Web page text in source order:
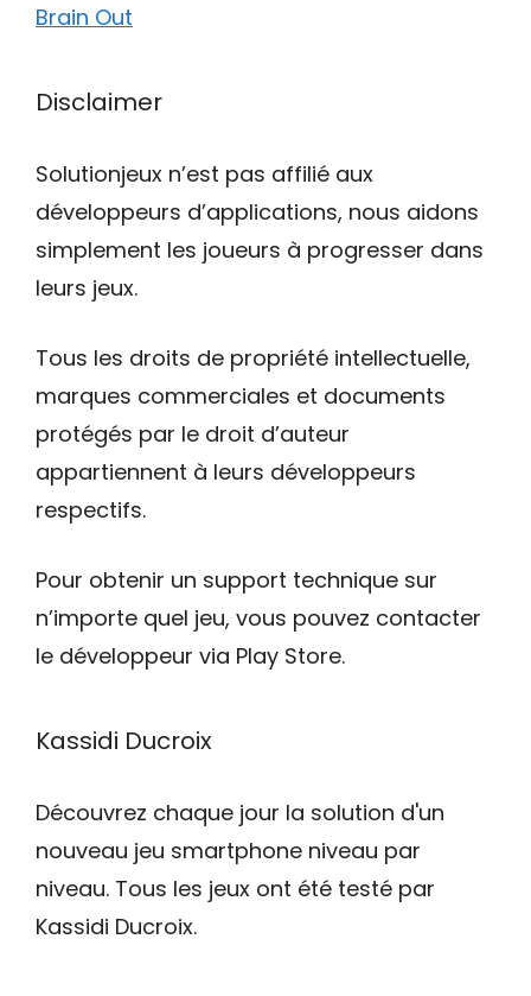
Brain Out
Disclaimer
Solutionjeux n’est pas affilié aux
développeurs d’applications, nous aidons
simplement les joueurs à progresser dans
leurs jeux.
Tous les droits de propriété intellectuelle,
marques commerciales et documents
protégés par le droit d’auteur
appartiennent à leurs développeurs
respectifs.
Pour obtenir un support technique sur
n’importe quel jeu, vous pouvez contacter
le développeur via Play Store.
Kassidi Ducroix
Découvrez chaque jour la solution d'un
nouveau jeu smartphone niveau par
niveau. Tous les jeux ont été testé par
Kassidi Ducroix.